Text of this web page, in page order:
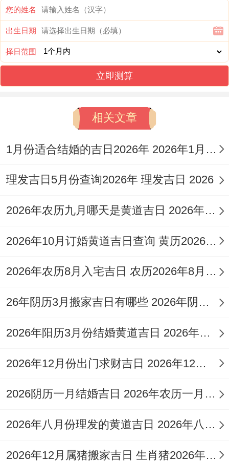
四个格外适宜开业的日子，这些日子由专业
机构参考了五行命理，周易学说以及民间传
统民俗等因素综合评定而出,分别为:12月1日
（星期二）、12月6日（星期日）、12月18
日（星期五）同12月29日（星期二）。
每一个日子都有其独特的五行属性与星神特
征 ；适合不同行业还有业主的命理需求。
3.详细吉日解读与特色想一想
3.1 2026年12月1日
（星期二、农历十月廿三）
开业吉日）,九星为六白-青龙星（金）-吉
市）、纳财，出行等，还适宜祭祀，祈福、
求嗣，斋醮、入学，起基、置产等一系列跟
搬家（移徙）、入宅，出火、入殓与安葬等
您的姓名
出生日期
择日范围
立即测算
相关文章
1月份适合结婚的吉日2026年 2026年1月份适合结婚
理发吉日5月份查询2026年 理发吉日 2026
2026年农历九月哪天是黄道吉日 2026年农历九月26日子好不好
2026年10月订婚黄道吉日查询 黄历2026年10月订婚
2026年农历8月入宅吉日 农历2026年8月入宅吉日
26年阴历3月搬家吉日有哪些 2026年阴历3月26日搬家好吗
2026年阳历3月份结婚黄道吉日 2026年阳历3月偏财好运生肖
2026年12月份出门求财吉日 2026年12月出门吉利日子
2026阴历一月结婚吉日 2026年农历一月结婚黄道吉日
2026年八月份理发的黄道吉日 2026年八月理发吉日
2026年12月属猪搬家吉日 生肖猪2026年腊月二十搬家